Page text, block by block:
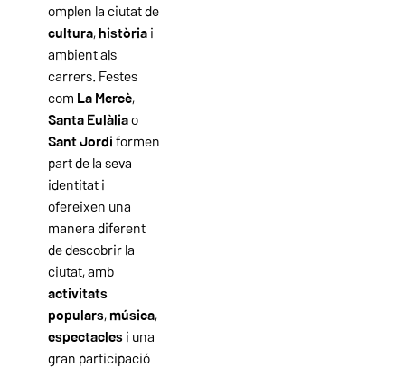
omplen la ciutat de
cultura,història i
ambient als
carrers. Festes
com La Mercè,
Santa Eulàliao
Sant Jordi formen
part de la seva
identitat i
ofereixen una
manera diferent
de descobrir la
ciutat, amb
activitats
populars,música,
espectacles i una
gran participació